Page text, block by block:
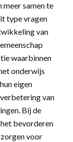
meer samen te
type vragen
van
waarbinnen
onderwijs
eigen
van
Bij de
bevorderen
voor